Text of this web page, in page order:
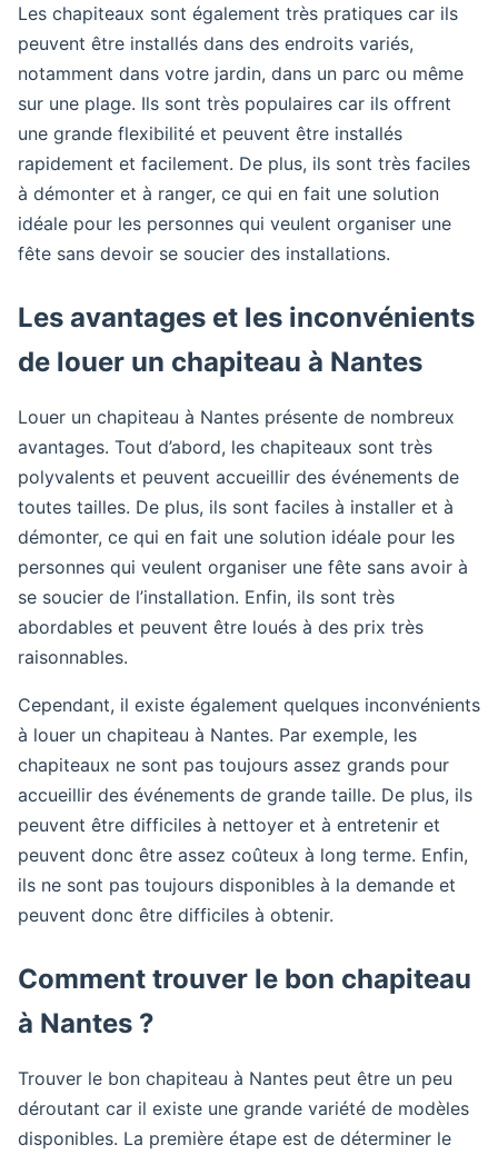
Les chapiteaux sont également très pratiques car ils
peuvent être installés dans des endroits variés,
notamment dans votre jardin, dans un parc ou même
sur une plage. Ils sont très populaires car ils offrent
une grande flexibilité et peuvent être installés
rapidement et facilement. De plus, ils sont très faciles
à démonter et à ranger, ce qui en fait une solution
idéale pour les personnes qui veulent organiser une
fête sans devoir se soucier des installations.
Les avantages et les inconvénients
de louer un chapiteau à Nantes
Louer un chapiteau à Nantes présente de nombreux
avantages. Tout d’abord, les chapiteaux sont très
polyvalents et peuvent accueillir des événements de
toutes tailles. De plus, ils sont faciles à installer et à
démonter, ce qui en fait une solution idéale pour les
personnes qui veulent organiser une fête sans avoir à
se soucier de l’installation. Enfin, ils sont très
abordables et peuvent être loués à des prix très
raisonnables.
Cependant, il existe également quelques inconvénients
à louer un chapiteau à Nantes. Par exemple, les
chapiteaux ne sont pas toujours assez grands pour
accueillir des événements de grande taille. De plus, ils
peuvent être difficiles à nettoyer et à entretenir et
peuvent donc être assez coûteux à long terme. Enfin,
ils ne sont pas toujours disponibles à la demande et
peuvent donc être difficiles à obtenir.
Comment trouver le bon chapiteau
à Nantes ?
Trouver le bon chapiteau à Nantes peut être un peu
déroutant car il existe une grande variété de modèles
disponibles. La première étape est de déterminer le